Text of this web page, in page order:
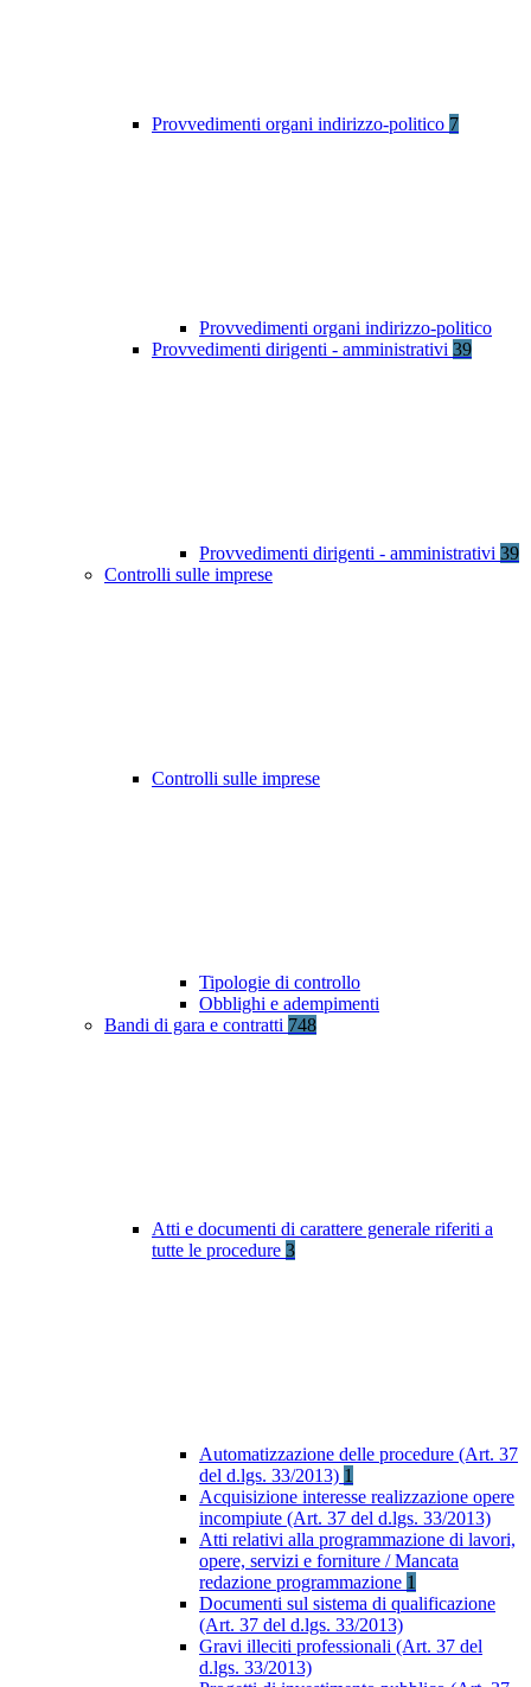
Provvedimenti organi indirizzo-politico 7
Provvedimenti organi indirizzo-politico
Provvedimenti dirigenti - amministrativi 39
Provvedimenti dirigenti - amministrativi 39
Controlli sulle imprese
Controlli sulle imprese
Tipologie di controllo
Obblighi e adempimenti
Bandi di gara e contratti 748
Atti e documenti di carattere generale riferiti a
tutte le procedure 3
Automatizzazione delle procedure (Art. 37
del d.lgs. 33/2013) 1
Acquisizione interesse realizzazione opere
incompiute (Art. 37 del d.lgs. 33/2013)
Atti relativi alla programmazione di lavori,
opere, servizi e forniture / Mancata
redazione programmazione 1
Documenti sul sistema di qualificazione
(Art. 37 del d.lgs. 33/2013)
Gravi illeciti professionali (Art. 37 del
d.lgs. 33/2013)